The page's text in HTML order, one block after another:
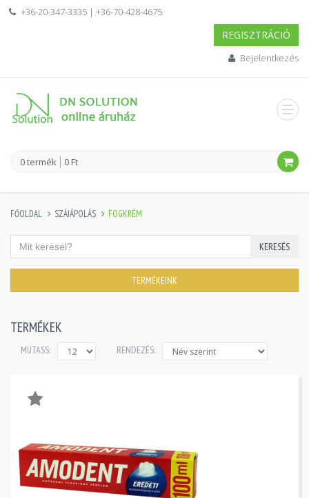
+36-20-347-3335 | +36-70-428-4675
REGISZTRÁCIÓ
Bejelentkezés
0 termék 0 Ft
FŐOLDAL SZÁJÁPOLÁS FOGKRÉM
KERESÉS
TERMÉKEINK
TERMÉKEK
MUTASS: RENDEZÉS: